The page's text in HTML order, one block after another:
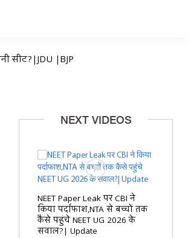
सीट?|JDU |BJP
NEXT VIDEOS
NEET Paper Leak पर CBI ने
किया पर्दाफाश,NTA से बच्चों तक
कैसे पहुंचे NEET UG 2026 के
सवाल?| Update